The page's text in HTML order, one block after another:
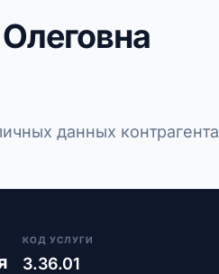
данных контрагента
КОД УСЛУГИ
3.36.01